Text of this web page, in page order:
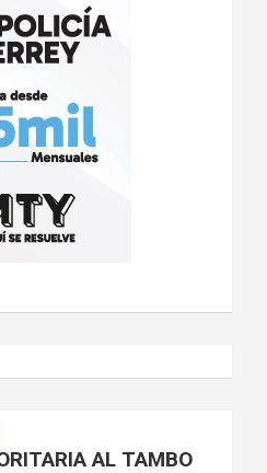
AL TAMBO